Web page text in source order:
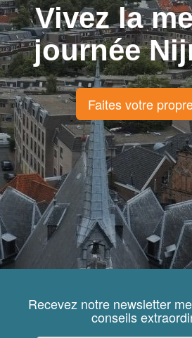
Vivez la
journée
Faites votre
Recevez notre newsletter
conseils